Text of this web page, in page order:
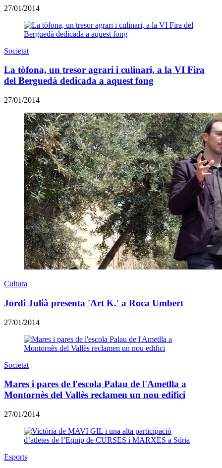
27/01/2014
Societat
La tòfona, un tresor agrari i culinari, a la VI Fira
del Berguedà dedicada a aquest fong
27/01/2014
Cultura
Jordi Julià presenta 'Art K.' a Roca Umbert
27/01/2014
Societat
Mares i pares de l'escola Palau de l'Ametlla a
Montornès del Vallès reclamen un nou edifici
27/01/2014
Esports